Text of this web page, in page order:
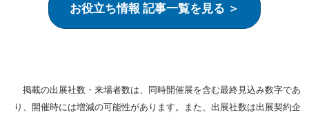
お役立ち情報 記事一覧を見る ＞
掲載の出展社数・来場者数は、同時開催展を含む最終見込み数字であ
り、開催時には増減の可能性があります。また、出展社数は出展契約企